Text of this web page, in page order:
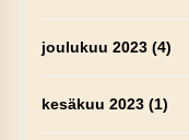
joulukuu 2023(4)
kesäkuu 2023(1)